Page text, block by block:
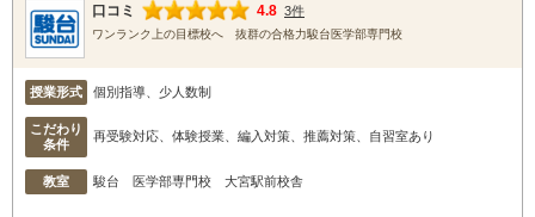
口コミ 4.8 3件
ワンランク上の目標校へ 抜群の合格力駿台医学部専門校
授業形式 個別指導、少人数制
こだわり
条件
再受験対応、体験授業、編入対策、推薦対策、自習室あり
教室 駿台 医学部専門校 大宮駅前校舎